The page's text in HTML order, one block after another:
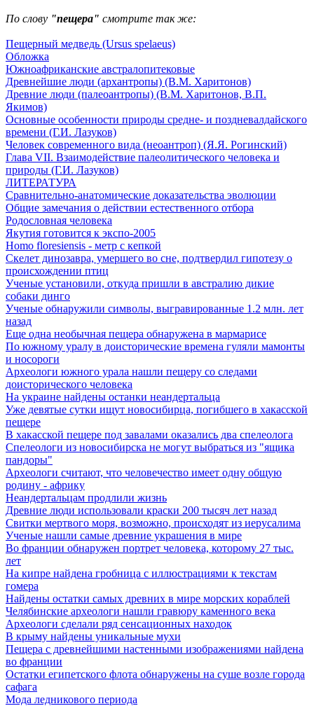
По слову "пещера" смотрите так же:
Пещерный медведь (Ursus spelaeus)
Обложка
Южноафриканские австралопитековые
Древнейшие люди (архантропы) (В.М. Харитонов)
Древние люди (палеоантропы) (В.М. Харитонов, В.П.
Якимов)
Основные особенности природы средне- и поздневалдайского
времени (Г.И. Лазуков)
Человек современного вида (неоантроп) (Я.Я. Рогинский)
Глава VII. Взаимодействие палеолитического человека и
природы (Г.И. Лазуков)
ЛИТЕРАТУРА
Сравнительно-анатомические доказательства эволюции
Общие замечания о действии естественного отбора
Родословная человека
Якутия готовится к экспо-2005
Homo floresiensis - метр с кепкой
Скелет динозавра, умершего во сне, подтвердил гипотезу о
происхождении птиц
Ученые установили, откуда пришли в австралию дикие
собаки динго
Ученые обнаружили символы, выгравированные 1.2 млн. лет
назад
Еще одна необычная пещера обнаружена в мармарисе
По южному уралу в доисторические времена гуляли мамонты
и носороги
Археологи южного урала нашли пещеру со следами
доисторического человека
На украине найдены останки неандертальца
Уже девятые сутки ищут новосибирца, погибшего в хакасской
пещере
В хакасской пещере под завалами оказались два спелеолога
Спелеологи из новосибирска не могут выбраться из "ящика
пандоры"
Археологи считают, что человечество имеет одну общую
родину - африку
Неандертальцам продлили жизнь
Древние люди использовали краски 200 тысяч лет назад
Свитки мертвого моря, возможно, происходят из иерусалима
Ученые нашли самые древние украшения в мире
Во франции обнаружен портрет человека, которому 27 тыс.
лет
На кипре найдена гробница с иллюстрациями к текстам
гомера
Найдены остатки самых древних в мире морских кораблей
Челябинские археологи нашли гравюру каменного века
Археологи сделали ряд сенсационных находок
В крыму найдены уникальные мухи
Пещера с древнейшими настенными изображениями найдена
во франции
Остатки египетского флота обнаружены на суше возле города
сафага
Мода ледникового периода